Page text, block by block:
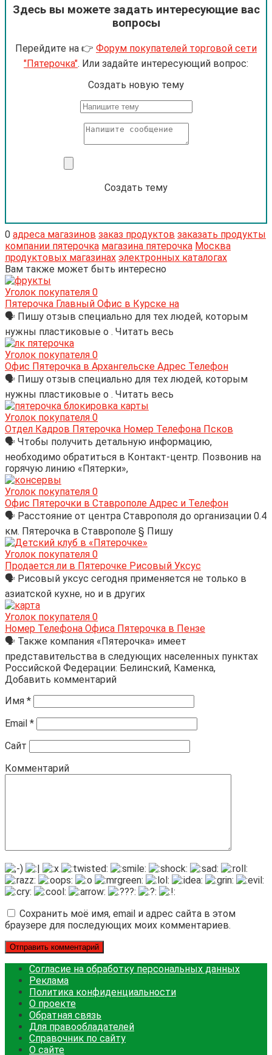
Здесь вы можете задать интересующие вас
вопросы
Перейдите на 👉 Форум покупателей торговой сети
"Пятерочка". Или задайте интересующий вопрос:
Cоздать новую тему
Создать тему
0 адреса магазинов заказ продуктов заказать продукты
компании пятерочка магазина пятерочка Москва
продуктовых магазинах электронных каталогах
Вам также может быть интересно
Уголок покупателя 0
Пятерочка Главный Офис в Курске на
🗣 Пишу отзыв специально для тех людей, которым
нужны пластиковые о . Читать весь
Уголок покупателя 0
Офис Пятерочка в Архангельске Адрес Телефон
🗣 Пишу отзыв специально для тех людей, которым
нужны пластиковые о . Читать весь
Уголок покупателя 0
Отдел Кадров Пятерочка Номер Телефона Псков
🗣 Чтобы получить детальную информацию,
необходимо обратиться в Контакт-центр. Позвонив на
горячую линию «Пятерки»,
Уголок покупателя 0
Офис Пятерочки в Ставрополе Адрес и Телефон
🗣 Расстояние от центра Ставрополя до организации 0.4
км. Пятерочка в Ставрополе § Пишу
Уголок покупателя 0
Продается ли в Пятерочке Рисовый Уксус
🗣 Рисовый уксус сегодня применяется не только в
азиатской кухне, но и в других
Уголок покупателя 0
Номер Телефона Офиса Пятерочка в Пензе
🗣 Также компания «Пятерочка» имеет
представительства в следующих населенных пунктах
Российской Федерации: Белинский, Каменка,
Добавить комментарий
Имя *
Email *
Сайт
Комментарий
Сохранить моё имя, email и адрес сайта в этом
браузере для последующих моих комментариев.
Согласие на обработку персональных данных
Реклама
Политика конфиденциальности
О проекте
Обратная связь
Для правообладателей
Справочник по сайту
О сайте